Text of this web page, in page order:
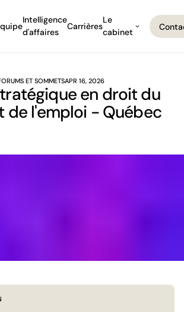
Intelligence
d'affaires
Carrières
Le
cabinet
ET SOMMETSAPR 16, 2026
en droit du
de l'emploi - Québec